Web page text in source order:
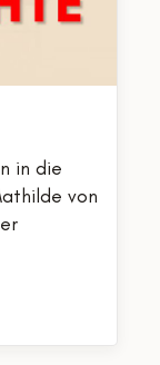
in die
von